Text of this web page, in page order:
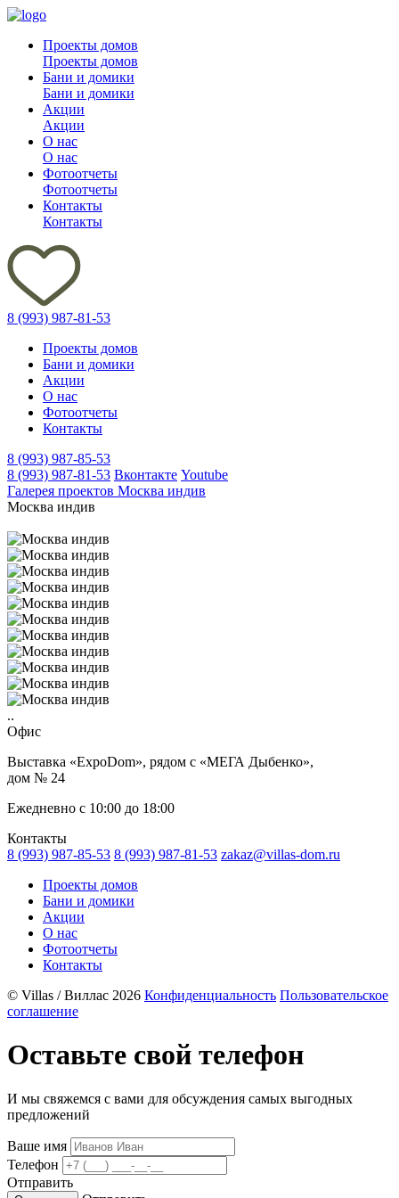
Проекты домов
Проекты домов
Бани и домики
Бани и домики
Акции
Акции
О нас
О нас
Фотоотчеты
Фотоотчеты
Контакты
Контакты
8 (993) 987-81-53
Проекты домов
Бани и домики
Акции
О нас
Фотоотчеты
Контакты
8 (993) 987-85-53
8 (993) 987-81-53 Вконтакте Youtube
Галерея проектов Москва индив
Москва индив
..
Офис
Выставка «ExpoDom», рядом с «МЕГА Дыбенко»,
дом № 24
Ежедневно с 10:00 до 18:00
Контакты
8 (993) 987-85-53 8 (993) 987-81-53 zakaz@villas-dom.ru
Проекты домов
Бани и домики
Акции
О нас
Фотоотчеты
Контакты
© Villas / Виллас 2026 Конфиденциальность Пользовательское
соглашение
Оставьте свой телефон
И мы свяжемся с вами для обсуждения самых выгодных
предложений
Ваше имя
Телефон
Отправить